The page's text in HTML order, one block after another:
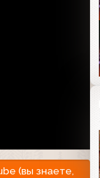
(вы знаете,